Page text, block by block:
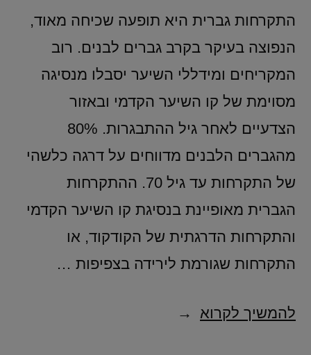
התקרחות גברית היא תופעה שכיחה מאוד,
הנפוצה בעיקר בקרב גברים לבנים. רוב
המקריחים ומידללי השיער יסבלו מנסיגה
מסוימת של קו השיער הקדמי ובאזור
הצדעיים לאחר גיל ההתבגרות. 80%
מהגברים הלבנים מדווחים על דרגה כלשהי
של התקרחות עד גיל 70. ההתקרחות
הגברית מאופיינת בנסיגת קו השיער הקדמי
והתקרחות הדרגתית של הקודקוד, או
התקרחות שגורמת לירידה בצפיפות …
להמשיך לקרוא